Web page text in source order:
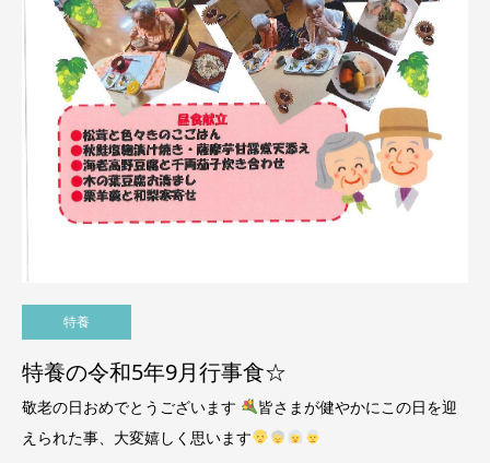
特養
特養の令和5年9月行事食☆
敬老の日おめでとうございます
皆さまが健やかにこの日を迎
えられた事、大変嬉しく思います